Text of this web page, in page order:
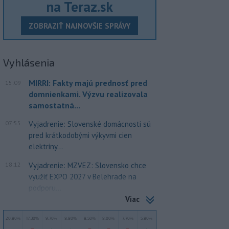
na Teraz.sk
ZOBRAZIŤ NAJNOVŠIE SPRÁVY
Vyhlásenia
15:09
MIRRI: Fakty majú prednosť pred
domnienkami. Výzvu realizovala
samostatná...
07:55
Vyjadrenie: Slovenské domácnosti sú
pred krátkodobými výkyvmi cien
elektriny...
18:12
Vyjadrenie: MZVEZ: Slovensko chce
využiť EXPO 2027 v Belehrade na
podporu...
Viac